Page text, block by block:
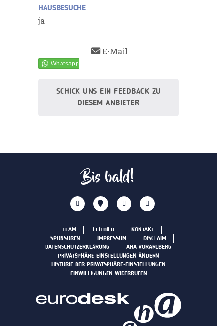
HAUSBESUCHE
ja
E-Mail
SCHICK UNS EIN FEEDBACK ZU
DIESEM ANBIETER
Bis bald!
TEAM LEITBILD
KONTAKT
SPONSOREN
IMPRESSUM
DISCLAIM
DATENSCHUTZERKLÄRUNG
AHA VORARLBERG
PRIVATSPHÄRE-EINSTELLUNGEN ÄNDERN
HISTORIE DER PRIVATSPHÄRE-EINSTELLUNGEN
EINWILLIGUNGEN WIDERRUFEN